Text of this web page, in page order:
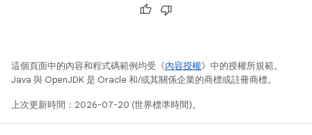
這個頁面中的內容和程式碼範例均受《內容授權》中的授權所規範。
Java 與 OpenJDK 是 Oracle 和/或其關係企業的商標或註冊商標。
上次更新時間：2026-07-20 (世界標準時間)。